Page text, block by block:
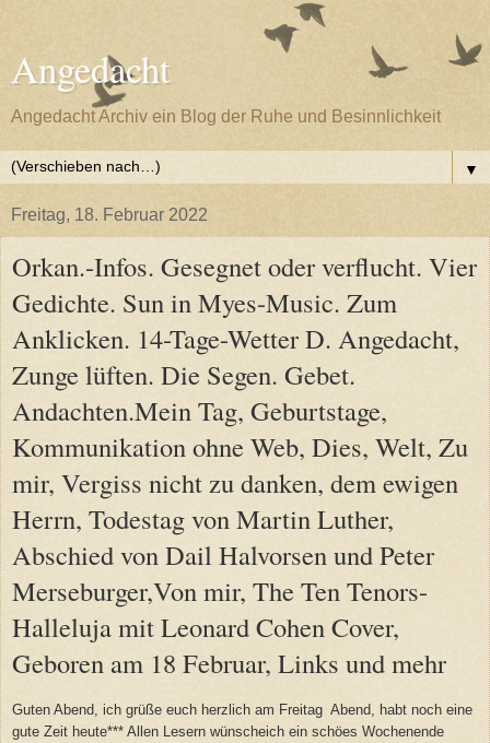
Angedacht
Angedacht Archiv ein Blog der Ruhe und Besinnlichkeit
▼
Freitag, 18. Februar 2022
Orkan.-Infos. Gesegnet oder verflucht. Vier
Gedichte. Sun in Myes-Music. Zum
Anklicken. 14-Tage-Wetter D. Angedacht,
Zunge lüften. Die Segen. Gebet.
Andachten.Mein Tag, Geburtstage,
Kommunikation ohne Web, Dies, Welt, Zu
mir, Vergiss nicht zu danken, dem ewigen
Herrn, Todestag von Martin Luther,
Abschied von Dail Halvorsen und Peter
Merseburger,Von mir, The Ten Tenors-
Halleluja mit Leonard Cohen Cover,
Geboren am 18 Februar, Links und mehr
Guten Abend, ich grüße euch herzlich am Freitag Abend, habt noch eine
gute Zeit heute*** Allen Lesern wünscheich ein schöes Wochenende